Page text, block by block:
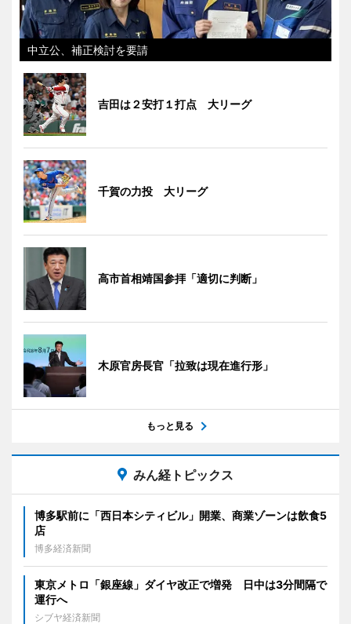
中立公、補正検討を要請
吉田は２安打１打点 大リーグ
千賀の力投 大リーグ
高市首相靖国参拝「適切に判断」
木原官房長官「拉致は現在進行形」
もっと見る
みん経トピックス
博多駅前に「西日本シティビル」開業、商業ゾーンは飲食5
店
博多経済新聞
東京メトロ「銀座線」ダイヤ改正で増発 日中は3分間隔で
運行へ
シブヤ経済新聞